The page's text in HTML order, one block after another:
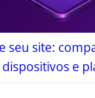
seu site:
e